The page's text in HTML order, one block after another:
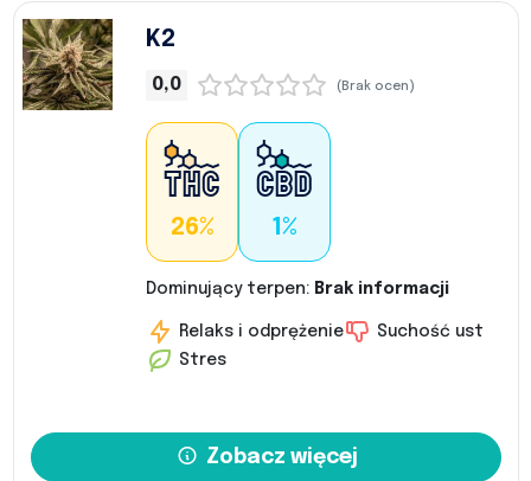
K2
0,0 (Brak ocen)
26% 1%
Dominujący terpen: Brak informacji
Relaks i odprężenie
Suchość ust
Stres
Zobacz więcej